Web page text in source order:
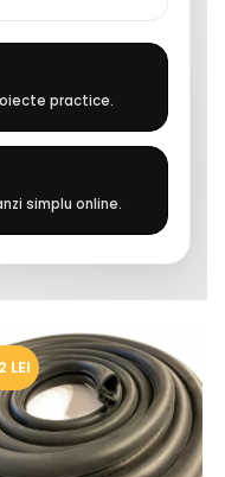
practice.
simplu online.
LEI